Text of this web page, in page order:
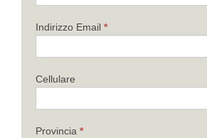
Indirizzo Email *
Cellulare
Provincia *